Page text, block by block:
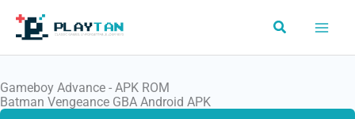
contenuto
Cerca
Gameboy Advance - APK ROM
Batman Vengeance GBA Android APK